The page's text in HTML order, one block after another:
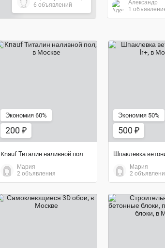
6 объявлений
Александр
1
Экономия 60%
200 ₽
Knauf Титалин наливной пол
Мария
2 объявления
Экономия 50%
500 ₽
Шпаклевка
Мария
2